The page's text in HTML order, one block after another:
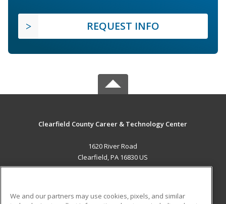
REQUEST INFO
Clearfield County Career & Technology Center
1620 River Road
Clearfield, PA 16830 US
We and our partners may use cookies, pixels, and similar